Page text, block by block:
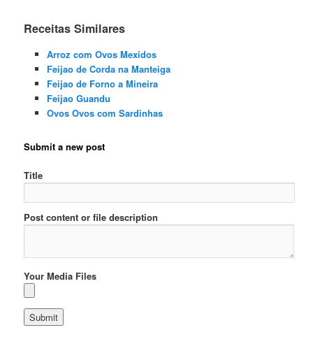
Receitas Similares
Arroz com Ovos Mexidos
Feijao de Corda na Manteiga
Feijao de Forno a Mineira
Feijao Guandu
Ovos Ovos com Sardinhas
Submit a new post
Title
Post content or file description
Your Media Files